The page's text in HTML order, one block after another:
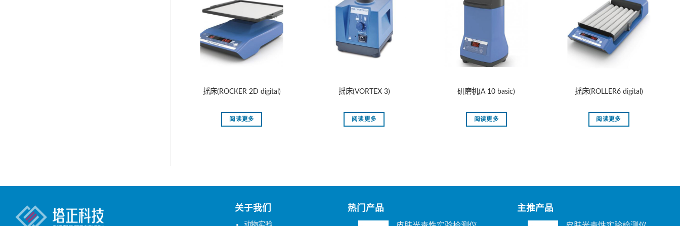
摇床(ROCKER 2D digital)
阅读更多
摇床(VORTEX 3)
阅读更多
研磨机(A 10 basic)
阅读更多
摇床(ROLLER6 digital)
阅读更多
关于我们 热门产品 主推产品